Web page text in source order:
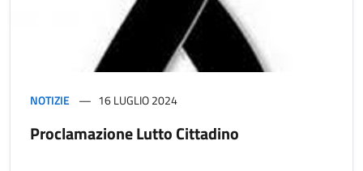
NOTIZIE 16 LUGLIO 2024
Proclamazione Lutto Cittadino